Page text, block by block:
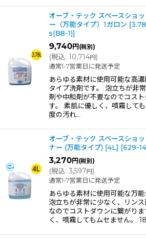
オーブ・テック スペースショ
ー（万能タイプ）1ガロン
s(B8-1)]
9,740円 (税別)
(税込: 10,714円)
通常1-7営業日に発送予定
あらゆる素材に使用可能な高
タイプ洗剤です。 泡立ちが非
剤や中和剤が不要なのでコス
す。 素肌に優しく、噴霧して
度の汚れ…
オーブ・テック スペースショ
ナー (万能タイプ) [4L] [629-
3,270円 (税別)
(税込: 3,597円)
通常1-7営業日に発送予定
あらゆる素材に使用可能な万能
泡立ちが非常に少なく、リン
なのでコストダウンに繋がり
く、噴霧してもムセません。